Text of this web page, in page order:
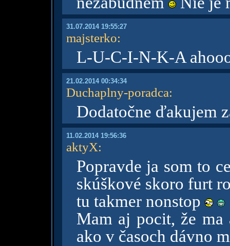
31.07.2014 19:55:27
majsterko:
L-U-C-I-N-K-A
21.02.2014 00:34:34
Duchaplny-poradca:
Dodatočne ďakujem
11.02.2014 19:56:36
aktyX:
Popravde ja som to
skúškové skoro furt
tu takmer nonstop
Mam aj pocit, že
ako v časoch dávno